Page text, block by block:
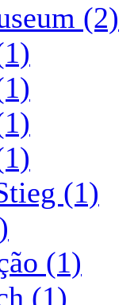
(2)
(1)
(1)
(1)